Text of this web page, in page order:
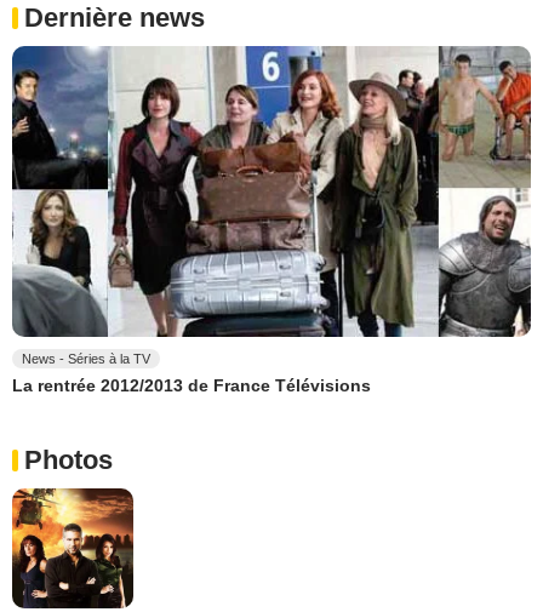
Dernière news
News - Séries à la TV
La rentrée 2012/2013 de France Télévisions
Photos